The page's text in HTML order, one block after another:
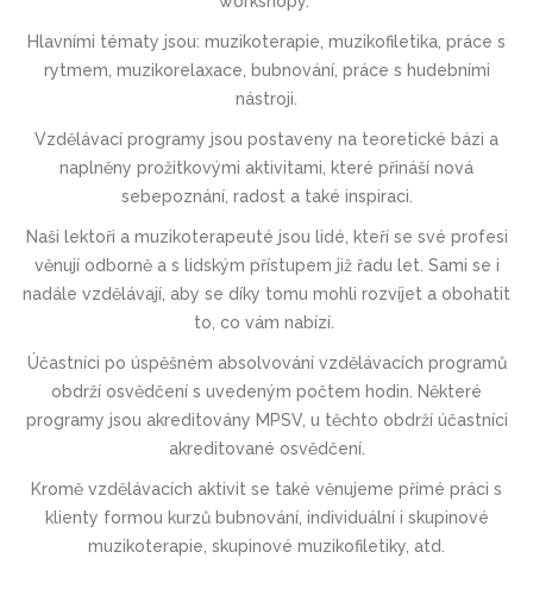
Hlavními tématy jsou: muzikoterapie, muzikofiletika, práce s
rytmem, muzikorelaxace, bubnování, práce s hudebními
nástroji.
Vzdělávací programy jsou postaveny na teoretické bázi a
naplněny prožitkovými aktivitami, které přináší nová
sebepoznání, radost a také inspiraci.
Naši lektoři a muzikoterapeuté jsou lidé, kteří se své profesi
věnují odborně a s lidským přístupem již řadu let. Sami se i
nadále vzdělávají, aby se díky tomu mohli rozvíjet a obohatit
to, co vám nabízí.
Účastníci po úspěšném absolvování vzdělávacích programů
obdrží osvědčení s uvedeným počtem hodin. Některé
programy jsou akreditovány MPSV, u těchto obdrží účastníci
akreditované osvědčení.
Kromě vzdělávacích aktivit se také věnujeme přímé práci s
klienty formou kurzů bubnování, individuální i skupinové
muzikoterapie, skupinové muzikofiletiky, atd.